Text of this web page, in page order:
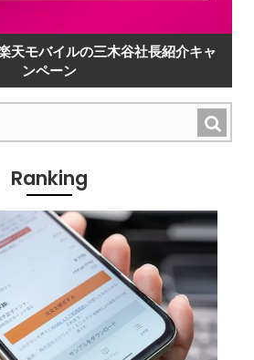
天モバイルの三木谷社長紹介キャ
ンペーン
Ranking